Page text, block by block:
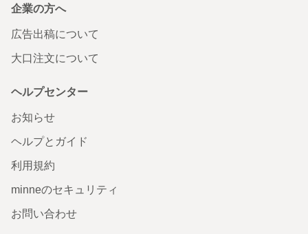
企業の方へ
広告出稿について
大口注文について
ヘルプセンター
お知らせ
ヘルプとガイド
利用規約
minneのセキュリティ
お問い合わせ